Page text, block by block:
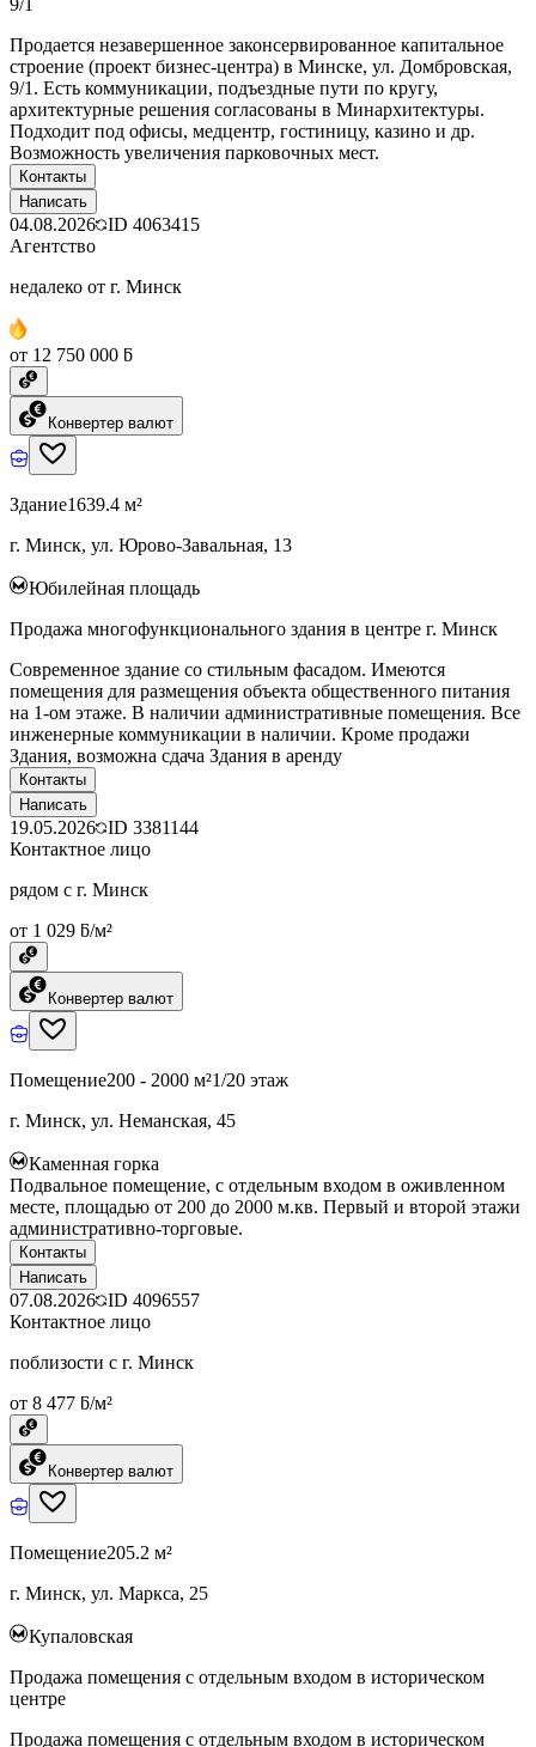
9/1
Продается незавершенное законсервированное капитальное
строение (проект бизнес-центра) в Минске, ул. Домбровская,
9/1. Есть коммуникации, подъездные пути по кругу,
архитектурные решения согласованы в Минархитектуры.
Подходит под офисы, медцентр, гостиницу, казино и др.
Возможность увеличения парковочных мест.
Контакты
Написать
04.08.2026 ID 4063415
Агентство
недалеко от г. Минск
от 12 750 000 ƃ
Конвертер валют
Здание1639.4 м²
г. Минск, ул. Юрово-Завальная, 13
Юбилейная площадь
Продажа многофункционального здания в центре г. Минск
Современное здание со стильным фасадом. Имеются
помещения для размещения объекта общественного питания
на 1-ом этаже. В наличии административные помещения. Все
инженерные коммуникации в наличии. Кроме продажи
Здания, возможна сдача Здания в аренду
Контакты
Написать
19.05.2026 ID 3381144
Контактное лицо
рядом с г. Минск
от 1 029 ƃ/м²
Конвертер валют
Помещение200 - 2000 м²1/20 этаж
г. Минск, ул. Неманская, 45
Каменная горка
Подвальное помещение, с отдельным входом в оживленном
месте, площадью от 200 до 2000 м.кв. Первый и второй этажи
административно-торговые.
Контакты
Написать
07.08.2026 ID 4096557
Контактное лицо
поблизости с г. Минск
от 8 477 ƃ/м²
Конвертер валют
Помещение205.2 м²
г. Минск, ул. Маркса, 25
Купаловская
Продажа помещения с отдельным входом в историческом
центре
Продажа помещения с отдельным входом в историческом